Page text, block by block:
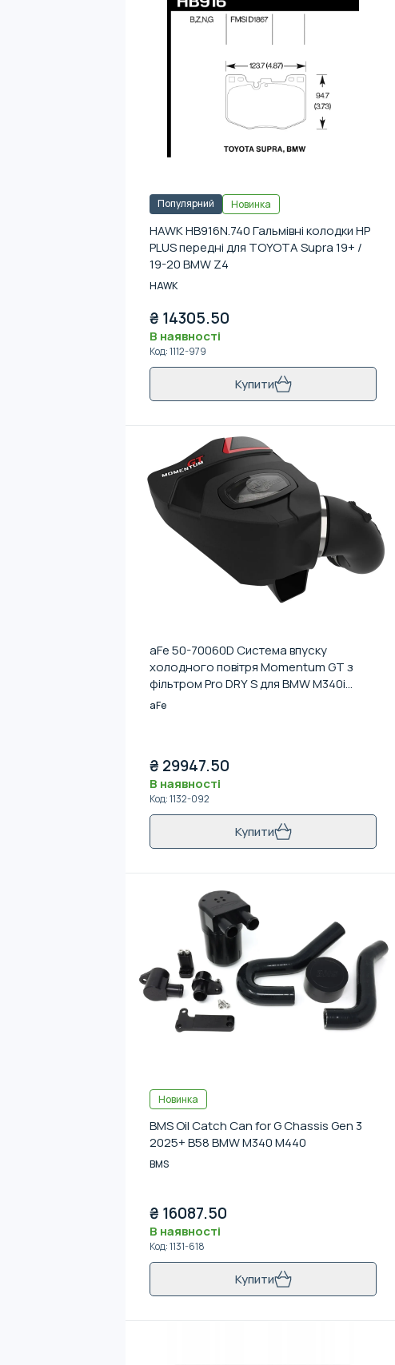
Популярний Новинка
HAWK HB916N.740 Гальмівні колодки HP
PLUS передні для TOYOTA Supra 19+ /
19-20 BMW Z4
HAWK
₴ 14305.50
В наявності
Код:1112-979
Купити
aFe 50-70060D Система впуску
холодного повітря Momentum GT з
фільтром Pro DRY S для BMW M340i
(G20) 20-24 L6-3.0L (t) B58
aFe
₴ 29947.50
В наявності
Код:1132-092
Купити
Новинка
BMS Oil Catch Can for G Chassis Gen 3
2025+ B58 BMW M340 M440
BMS
₴ 16087.50
В наявності
Код:1131-618
Купити